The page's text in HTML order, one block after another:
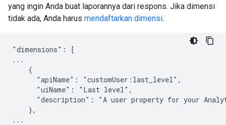
yang ingin Anda buat laporannya dari respons. Jika dimensi
tidak ada, Anda harus mendaftarkan dimensi.
"dimensions": [
...
    {
      "apiName": "customUser:last_level",
      "uiName": "Last level",
"description": "A user property for your
    },
...